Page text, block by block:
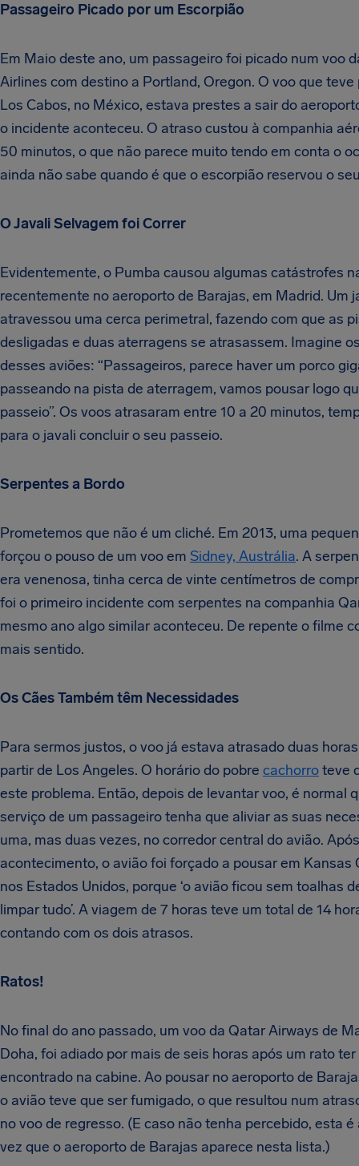
Passageiro Picado por um Escorpião
Em Maio deste ano, um passageiro foi picado num voo
Airlines com destino a Portland, Oregon. O voo que
Los Cabos, no México, estava prestes a sair do
o incidente aconteceu. O atraso custou à companhia
50 minutos, o que não parece muito tendo em conta o
ainda não sabe quando é que o escorpião reservou o
O Javali Selvagem foi Correr
Evidentemente, o Pumba causou algumas catástrofes
recentemente no aeroporto de Barajas, em Madrid. Um
atravessou uma cerca perimetral, fazendo com que as
desligadas e duas aterragens se atrasassem. Imagine
desses aviões: “Passageiros, parece haver um porco
passeando na pista de aterragem, vamos pousar logo
passeio”. Os voos atrasaram entre 10 a 20 minutos,
para o javali concluir o seu passeio.
Serpentes a Bordo
Prometemos que não é um cliché. Em 2013, uma
forçou o pouso de um voo em Sidney, Austrália. A
era venenosa, tinha cerca de vinte centímetros de
foi o primeiro incidente com serpentes na companhia
mesmo ano algo similar aconteceu. De repente o filme
mais sentido.
Os Cães Também têm Necessidades
Para sermos justos, o voo já estava atrasado duas
partir de Los Angeles. O horário do pobre cachorroteve
este problema. Então, depois de levantar voo, é normal
serviço de um passageiro tenha que aliviar as suas
uma, mas duas vezes, no corredor central do avião.
acontecimento, o avião foi forçado a pousar em Kansas
nos Estados Unidos, porque ‘o avião ficou sem toalhas
limpar tudo’. A viagem de 7 horas teve um total de 14
contando com os dois atrasos.
Ratos!
No final do ano passado, um voo da Qatar Airways de
Doha, foi adiado por mais de seis horas após um rato
encontrado na cabine. Ao pousar no aeroporto de
o avião teve que ser fumigado, o que resultou num
no voo de regresso. (E caso não tenha percebido, esta é
vez que o aeroporto de Barajas aparece nesta lista.)